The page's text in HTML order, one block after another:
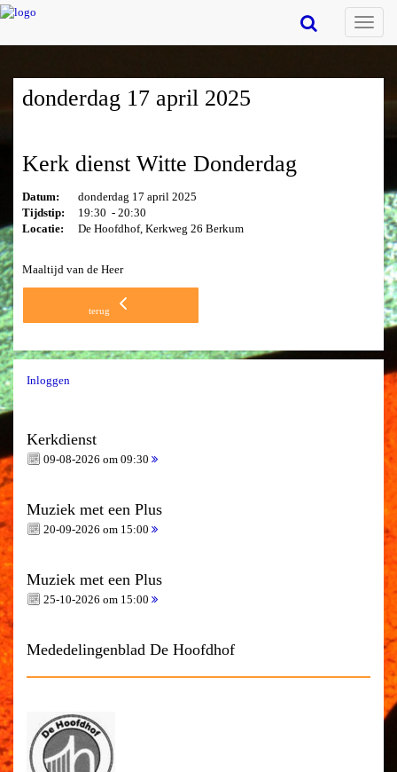
Toggle
donderdag 17 april 2025
Kerk dienst Witte Donderdag
Datum:
donderdag 17 april 2025
Tijdstip:
19:30 - 20:30
Locatie:
De Hoofdhof, Kerkweg 26 Berkum
Maaltijd van de Heer
terug
Inloggen
Kerkdienst
09-08-2026 om 09:30
Muziek met een Plus
20-09-2026 om 15:00
Muziek met een Plus
25-10-2026 om 15:00
Mededelingenblad De Hoofdhof